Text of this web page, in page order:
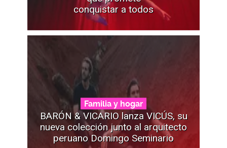
conquistar a todos
Familia y hogar
BARÓN & VICARIO lanza VICÚS, su
nueva colección junto al arquitecto
peruano Domingo Seminario